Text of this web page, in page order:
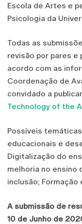
Escola de Artes e
Psicologia da
Todas as
revisão por pares e
acordo com as
Coordenação de
convidado a
Technology of the
Possíveis
educacionais e
Digitalização do
melhoria no ensino
inclusão;
A submissão de
10 de Junho de